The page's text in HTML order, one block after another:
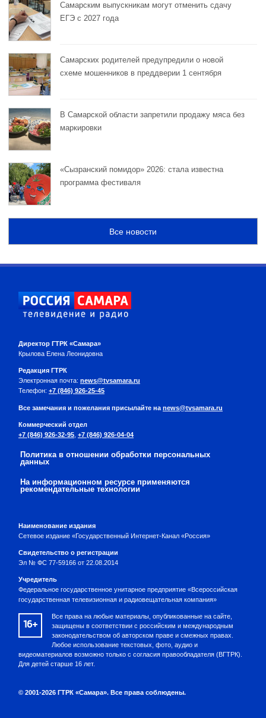
Самарским выпускникам могут отменить сдачу
ЕГЭ с 2027 года
Самарских родителей предупредили о новой
схеме мошенников в преддверии 1 сентября
В Самарской области запретили продажу мяса без
маркировки
«Сызранский помидор» 2026: стала известна
программа фестиваля
Все новости
Директор ГТРК «Самара»
Крылова Елена Леонидовна
Редакция ГТРК
Электронная почта: news@tvsamara.ru
Телефон: +7 (846) 926-25-45
Все замечания и пожелания присылайте на news@tvsamara.ru
Коммерческий отдел
+7 (846) 926-32-95 +7 (846) 926-04-04
Политика в отношении обработки персональных
данных
На информационном ресурсе применяются
рекомендательные технологии
Наименование издания
Сетевое издание «Государственный Интернет-Канал «Россия»
Свидетельство о регистрации
Эл № ФС 77-59166 от 22.08.2014
Учредитель
Федеральное государственное унитарное предприятие «Всероссийская
государственная телевизионная и радиовещательная компания»
16+
Все права на любые материалы, опубликованные на сайте,
защищены в соответствии с российским и международным
законодательством об авторском праве и смежных правах.
Любое использование текстовых, фото, аудио и
видеоматериалов возможно только с согласия правообладателя (ВГТРК).
Для детей старше 16 лет.
© 2001-2026 ГТРК «Самара». Все права соблюдены.